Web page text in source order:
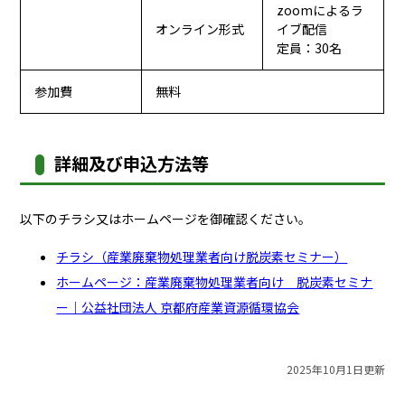
オンライン形式
zoomによるラ
イブ配信
定員：30名
参加費 無料
詳細及び申込方法等
以下のチラシ又はホームページを御確認ください。
チラシ（産業廃棄物処理業者向け脱炭素セミナー）
ホームページ：産業廃棄物処理業者向け 脱炭素セミナ
ー｜公益社団法人 京都府産業資源循環協会
2025年10月1日更新